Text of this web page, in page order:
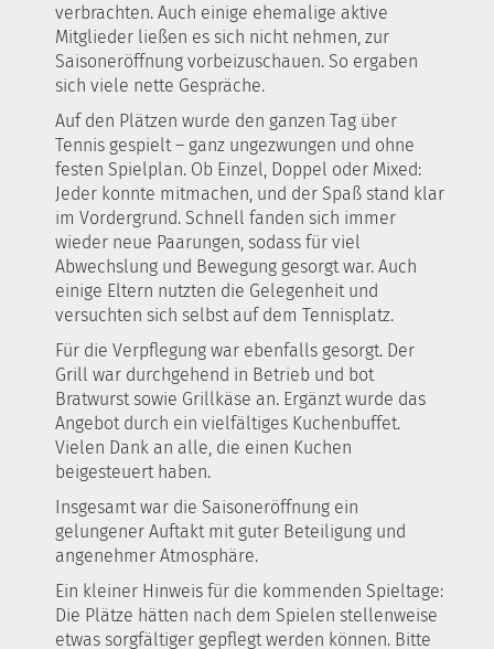
verbrachten. Auch einige ehemalige aktive
Mitglieder ließen es sich nicht nehmen, zur
Saisoneröffnung vorbeizuschauen. So ergaben
sich viele nette Gespräche.
Auf den Plätzen wurde den ganzen Tag über
Tennis gespielt – ganz ungezwungen und ohne
festen Spielplan. Ob Einzel, Doppel oder Mixed:
Jeder konnte mitmachen, und der Spaß stand klar
im Vordergrund. Schnell fanden sich immer
wieder neue Paarungen, sodass für viel
Abwechslung und Bewegung gesorgt war. Auch
einige Eltern nutzten die Gelegenheit und
versuchten sich selbst auf dem Tennisplatz.
Für die Verpflegung war ebenfalls gesorgt. Der
Grill war durchgehend in Betrieb und bot
Bratwurst sowie Grillkäse an. Ergänzt wurde das
Angebot durch ein vielfältiges Kuchenbuffet.
Vielen Dank an alle, die einen Kuchen
beigesteuert haben.
Insgesamt war die Saisoneröffnung ein
gelungener Auftakt mit guter Beteiligung und
angenehmer Atmosphäre.
Ein kleiner Hinweis für die kommenden Spieltage:
Die Plätze hätten nach dem Spielen stellenweise
etwas sorgfältiger gepflegt werden können. Bitte